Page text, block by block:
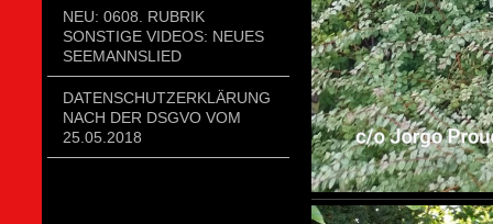
NEU: 0608. RUBRIK
SONSTIGE VIDEOS: NEUES
SEEMANNSLIED
DATENSCHUTZERKLÄRUNG
NACH DER DSGVO VOM
25.05.2018